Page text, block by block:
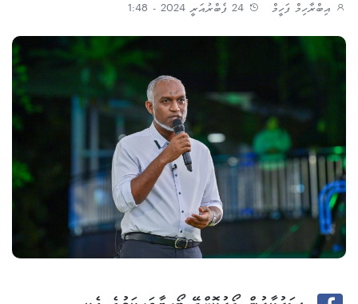
އިބްރާހިމް ފަހީމް